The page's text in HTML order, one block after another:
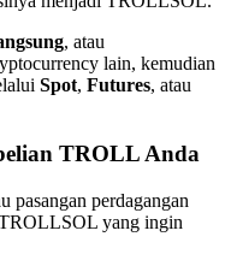
imbalan tunai
, atau
lain, kemudian
Spot, Futures, atau
TROLL Anda
pasangan perdagangan
yang ingin